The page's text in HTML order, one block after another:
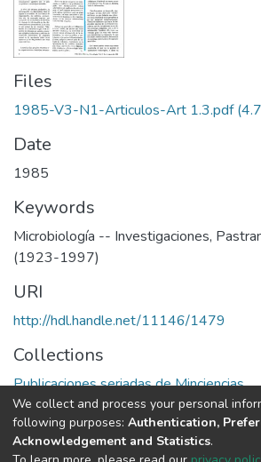
Files
1985-V3-N1-Articulos-Art 1.3.pdf
Date
1985
Keywords
Microbiología -- Investigaciones,
(1923-1997)
URI
http://hdl.handle.net/11146/1479
Collections
Publicaciones seriadas de Minciencias
Full item page
We collect and process your personal
following purposes: Authentication,
Acknowledgement and Statistics.